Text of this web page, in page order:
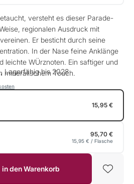
versteht es dieser Parade-
regionalen Ausdruck mit
Er besticht durch seine
In der Nase feine Anklänge
leichte WÜrznoten. Ein saftiger und
mineralischem Touch.
Lagerfähig bis 2028
15,95 €
95,70 €
15,95 € / Flasche
in den Warenkorb